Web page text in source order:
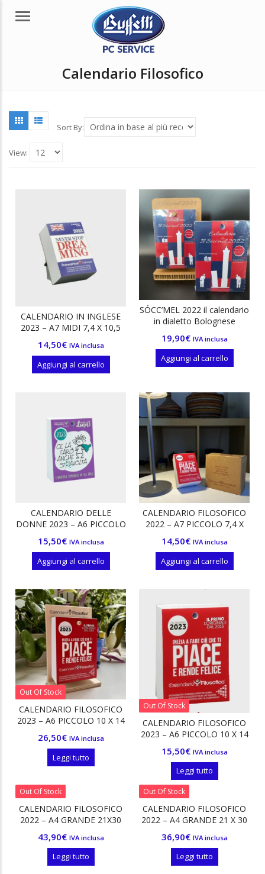
Menu
Calendario Filosofico
Sort By:
View:
CALENDARIO IN INGLESE
2023 – A7 MIDI 7,4 X 10,5
14,50€ IVA inclusa
Aggiungi al carrello
SÓCC’MEL 2022 il calendario
in dialetto Bolognese
19,90€ IVA inclusa
Aggiungi al carrello
CALENDARIO DELLE
DONNE 2023 – A6 PICCOLO
15,50€ IVA inclusa
Aggiungi al carrello
CALENDARIO FILOSOFICO
2022 – A7 PICCOLO 7,4 X
IN CARTONE
14,50€ IVA inclusa
Aggiungi al carrello
Out Of Stock
CALENDARIO FILOSOFICO
2023 – A6 PICCOLO 10 X 14
LEGNO
26,50€ IVA inclusa
Leggi tutto
Out Of Stock
CALENDARIO FILOSOFICO
2023 – A6 PICCOLO 10 X 14
15,50€ IVA inclusa
Leggi tutto
Out Of Stock
CALENDARIO FILOSOFICO
2022 – A4 GRANDE 21X30
LEGNO
43,90€ IVA inclusa
Leggi tutto
Out Of Stock
CALENDARIO FILOSOFICO
2022 – A4 GRANDE 21 X 30
36,90€ IVA inclusa
Leggi tutto